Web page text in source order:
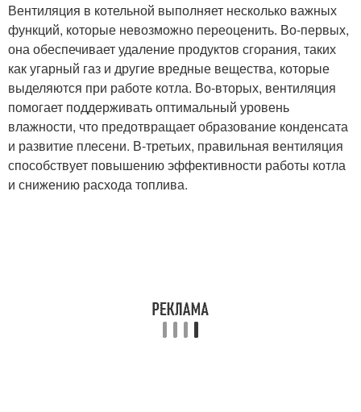
Вентиляция в котельной выполняет несколько важных
функций, которые невозможно переоценить. Во-первых,
она обеспечивает удаление продуктов сгорания, таких
как угарный газ и другие вредные вещества, которые
выделяются при работе котла. Во-вторых, вентиляция
помогает поддерживать оптимальный уровень
влажности, что предотвращает образование конденсата
и развитие плесени. В-третьих, правильная вентиляция
способствует повышению эффективности работы котла
и снижению расхода топлива.